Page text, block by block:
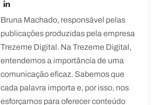
Bruna Machado, responsável pelas
publicações produzidas pela empresa
Trezeme Digital. Na Trezeme Digital,
entendemos a importância de uma
comunicação eficaz. Sabemos que
cada palavra importa e, por isso, nos
esforçamos para oferecer conteúdo